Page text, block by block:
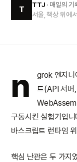
T
TTJ · 매일의 기
서울, 책상 위에
n
grok 엔지니
트(API 서
구동시킨 실험기입
바스크립트 런타임
핵심 난관은 두 가지